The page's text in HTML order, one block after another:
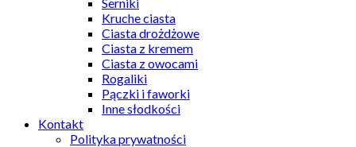
Kruche ciasta
Ciasta drożdżowe
Ciasta z kremem
Ciasta z owocami
Rogaliki
Pączki i faworki
Inne słodkości
Kontakt
Polityka prywatności